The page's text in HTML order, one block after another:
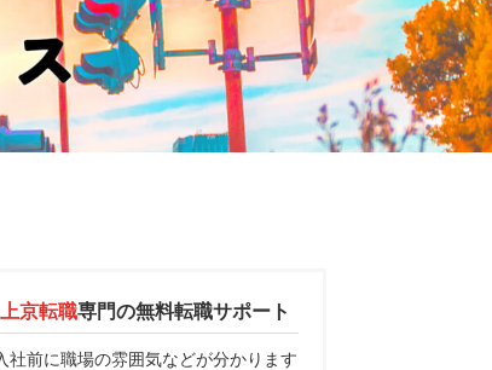
上京転職専門の無料転職サポート
社前に職場の雰囲気などが分かります